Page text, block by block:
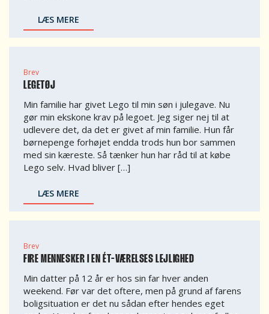
LÆS MERE
Brev
LEGETØJ
Min familie har givet Lego til min søn i julegave. Nu
gør min ekskone krav på legoet. Jeg siger nej til at
udlevere det, da det er givet af min familie. Hun får
børnepenge forhøjet endda trods hun bor sammen
med sin kæreste. Så tænker hun har råd til at købe
Lego selv. Hvad bliver […]
LÆS MERE
Brev
FIRE MENNESKER I EN ÉT-VÆRELSES LEJLIGHED
Min datter på 12 år er hos sin far hver anden
weekend. Før var det oftere, men på grund af farens
boligsituation er det nu sådan efter hendes eget